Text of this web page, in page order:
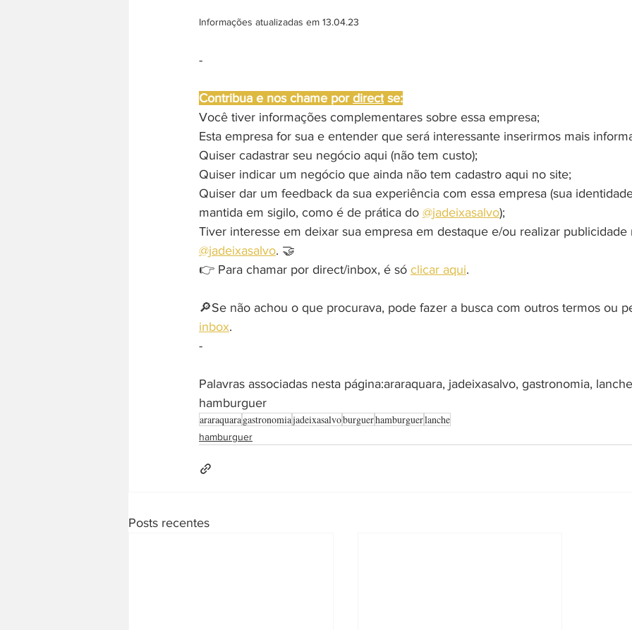
Informações atualizadas em 13.04.23
-
Contribua e nos chame por direct se:
Você tiver informações complementares sobre essa empresa;
Esta empresa for sua e entender que será interessante inserirmos mais
Quiser cadastrar seu negócio aqui (não tem custo);
Quiser indicar um negócio que ainda não tem cadastro aqui no site;
Quiser dar um feedback da sua experiência com essa empresa (sua
mantida em sigilo, como é de prática do @jadeixasalvo);
Tiver interesse em deixar sua empresa em destaque e/ou realizar publicidade
@jadeixasalvo. 🤝
👉 Para chamar por direct/inbox, é só clicar aqui.
🔎Se não achou o que procurava, pode fazer a busca com outros termos ou
inbox.
-
Palavras associadas nesta página:araraquara, jadeixasalvo, gastronomia,
hamburguer
araraquaragastronomiajadeixasalvoburguerhamburguerlanche
hamburguer
Posts recentes